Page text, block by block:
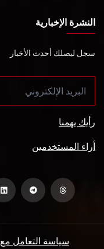
النشرة الإخبارية
سجل ليصلك أحدث الأخبار
رأيك يهمنا
أراء المستخدمين
سياسة التعامل مع